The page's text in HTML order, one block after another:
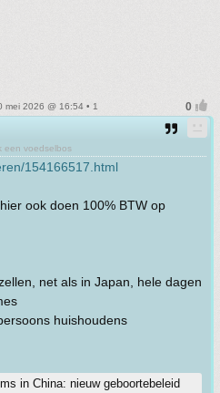
mei 2026 @ 16:54 • 1
een voedselbos
154166517.html
ook doen 100% BTW op
net als in Japan, hele dagen
huishoudens
in China: nieuw geboortebeleid